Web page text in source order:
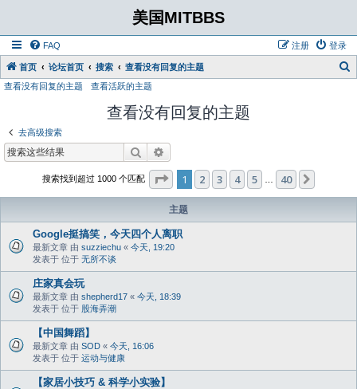
美国MITBBS
FAQ 登录
注册
首页 论坛首页 搜索 查看没有回复的主题
查看没有回复的主题 查看活跃的主题
查看没有回复的主题
去高级搜索
搜索
搜索找到超过 1000 个匹配 分页：1 40
1 2 3 4 5 40
主题
Google挺搞笑，今天四个人离职
最新文章 由 suzziechu « 今天, 19:20
发表于 位于 无所不谈
庄家真会玩
最新文章 由 shepherd17 « 今天, 18:39
发表于 位于 股海弄潮
【中国舞蹈】
最新文章 由 SOD « 今天, 16:06
发表于 位于 运动与健康
【家居小技巧 & 科学小实验】